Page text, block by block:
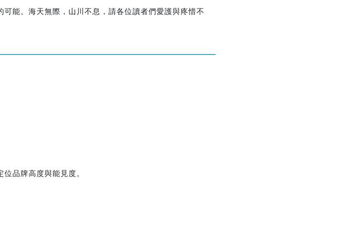
能。海天無際，山川不息，請各位讀者們愛護與疼惜不
品牌高度與能見度。